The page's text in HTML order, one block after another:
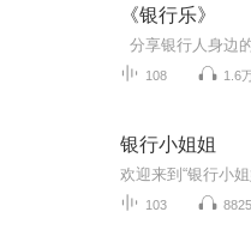
《银行乐》
108 1.6
银行小姐姐
103 8825